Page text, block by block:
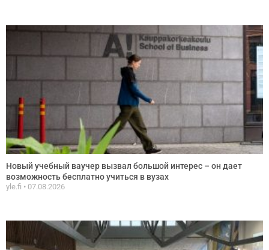
Новый учебный ваучер вызвал большой интерес – он дает
возможность бесплатно учиться в вузах
yle.fi 07.08.2026